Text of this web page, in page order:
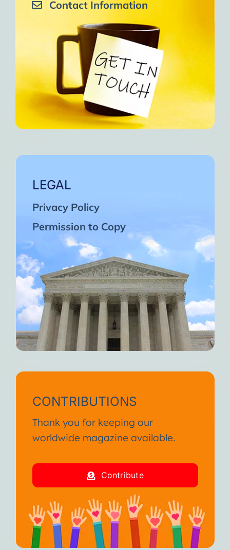
Contact Information
LEGAL
Privacy Policy
Permission to Copy
CONTRIBUTIONS
Thank you for keeping our
worldwide magazine available.
Contribute